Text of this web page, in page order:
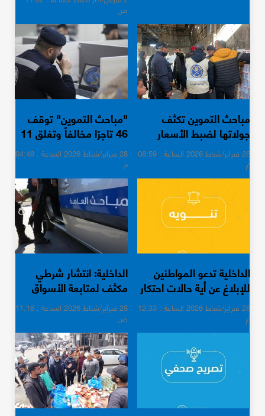
ص
مباحث التموين تكثف
جولاتها لضبط الأسعار
والمحتكرين بغزة 28 فبراير/شباط 2026 الساعة . 08:59
م
"مباحث التموين" توقف
46 تاجرًا مخالفاً وتغلق 11
محلًا 28 فبراير/شباط 2026 الساعة . 04:48
م
الداخلية تدعو المواطنين
للإبلاغ عن أية حالات احتكار
أو استغلال 28 فبراير/شباط 2026 الساعة . 12:33
م
الداخلية: انتشار شرطي
مكثف لمتابعة الأسواق
وتوفر البضائع 28 فبراير/شباط 2026 الساعة . 11:16
ص